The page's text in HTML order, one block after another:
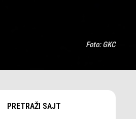
Foto:GKC
PRETRAŽI SAJT